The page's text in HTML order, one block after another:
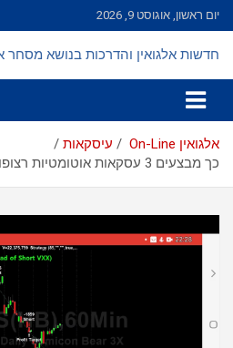
Skip
to
יום ראשון, אוגוסט 9, 2026
חדשות אלגואין והדרכות בנושא מסחר
אלגואין On-Line
עיסקאות
כך מבצעים 3 עסקאות אוטומטיות רצופות ומייצרים 54% ב- 8 ימים